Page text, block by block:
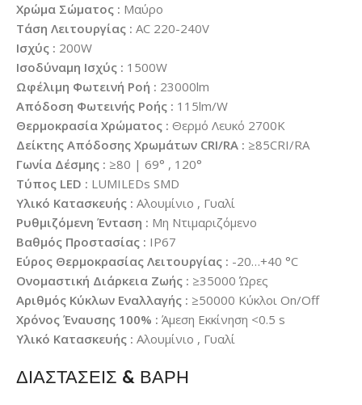
Χρώμα Σώματος : Μαύρο
Τάση Λειτουργίας : AC 220-240V
Ισχύς : 200W
Ισοδύναμη Ισχύς : 1500W
Ωφέλιμη Φωτεινή Ροή : 23000lm
Απόδοση Φωτεινής Ροής : 115lm/W
Θερμοκρασία Χρώματος : Θερμό Λευκό 2700K
Δείκτης Απόδοσης Χρωμάτων CRI/RA : ≥85CRI/RA
Γωνία Δέσμης : ≥80 | 69° , 120°
Τύπος LED : LUMILEDs SMD
Υλικό Κατασκευής : Αλουμίνιο , Γυαλί
Ρυθμιζόμενη Ένταση : Μη Ντιμαριζόμενο
Βαθμός Προστασίας : IP67
Εύρος Θερμοκρασίας Λειτουργίας : -20…+40 °C
Ονομαστική Διάρκεια Ζωής : ≥35000 Ώρες
Αριθμός Κύκλων Εναλλαγής : ≥50000 Κύκλοι On/Off
Χρόνος Έναυσης 100% : Άμεση Εκκίνηση <0.5 s
Υλικό Κατασκευής : Αλουμίνιο , Γυαλί
ΔΙΑΣΤΑΣΕΙΣ & ΒΑΡΗ